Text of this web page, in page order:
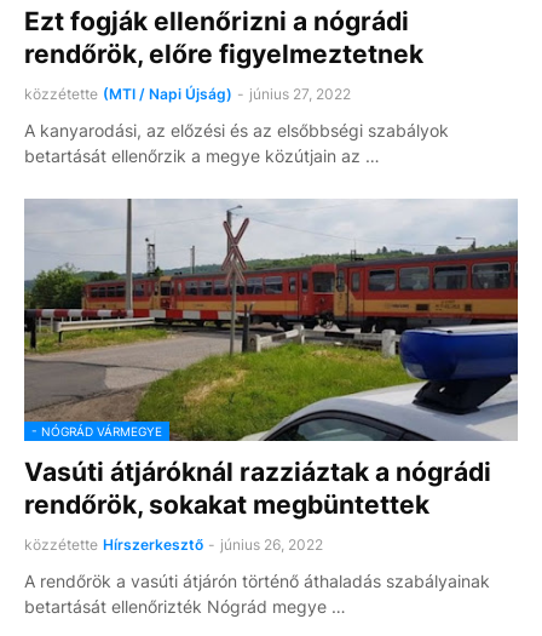
Ezt fogják ellenőrizni a nógrádi
rendőrök, előre figyelmeztetnek
közzétette (MTI / Napi Újság) - június 27, 2022
A kanyarodási, az előzési és az elsőbbségi szabályok
betartását ellenőrzik a megye közútjain az …
- NÓGRÁD VÁRMEGYE
Vasúti átjáróknál razziáztak a nógrádi
rendőrök, sokakat megbüntettek
közzétette Hírszerkesztő - június 26, 2022
A rendőrök a vasúti átjárón történő áthaladás szabályainak
betartását ellenőrizték Nógrád megye …